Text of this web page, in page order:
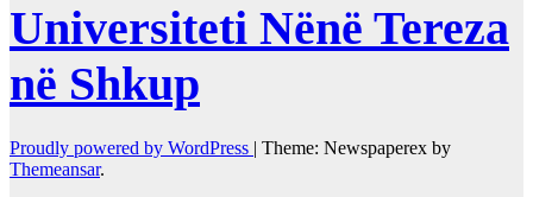
Universiteti Nënë Tereza
në Shkup
Proudly powered by WordPress | Theme: Newspaperex by
Themeansar.